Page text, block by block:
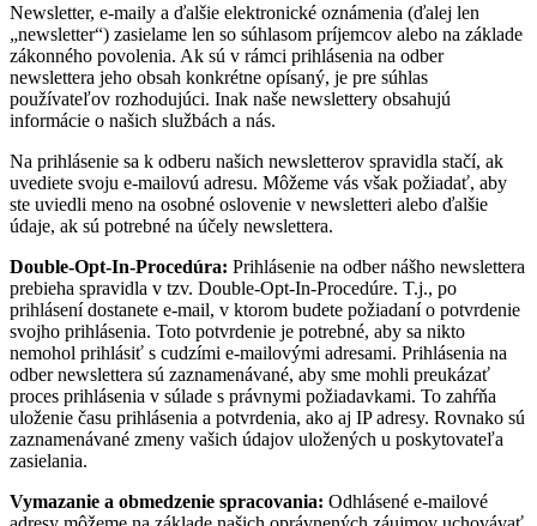
Newsletter, e-maily a ďalšie elektronické oznámenia (ďalej len
„newsletter“) zasielame len so súhlasom príjemcov alebo na základe
zákonného povolenia. Ak sú v rámci prihlásenia na odber
newslettera jeho obsah konkrétne opísaný, je pre súhlas
používateľov rozhodujúci. Inak naše newslettery obsahujú
informácie o našich službách a nás.
Na prihlásenie sa k odberu našich newsletterov spravidla stačí, ak
uvediete svoju e-mailovú adresu. Môžeme vás však požiadať, aby
ste uviedli meno na osobné oslovenie v newsletteri alebo ďalšie
údaje, ak sú potrebné na účely newslettera.
Double-Opt-In-Procedúra: Prihlásenie na odber nášho newslettera
prebieha spravidla v tzv. Double-Opt-In-Procedúre. T.j., po
prihlásení dostanete e-mail, v ktorom budete požiadaní o potvrdenie
svojho prihlásenia. Toto potvrdenie je potrebné, aby sa nikto
nemohol prihlásiť s cudzími e-mailovými adresami. Prihlásenia na
odber newslettera sú zaznamenávané, aby sme mohli preukázať
proces prihlásenia v súlade s právnymi požiadavkami. To zahŕňa
uloženie času prihlásenia a potvrdenia, ako aj IP adresy. Rovnako sú
zaznamenávané zmeny vašich údajov uložených u poskytovateľa
zasielania.
Vymazanie a obmedzenie spracovania: Odhlásené e-mailové